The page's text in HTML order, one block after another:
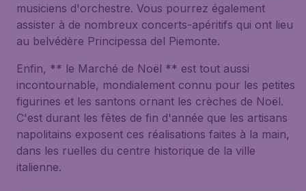
musiciens d'orchestre. Vous pourrez également
assister à de nombreux concerts-apéritifs qui ont lieu
au belvédère Principessa del Piemonte.
Enfin, ** le Marché de Noël ** est tout aussi
incontournable, mondialement connu pour les petites
figurines et les santons ornant les crèches de Noël.
C'est durant les fêtes de fin d'année que les artisans
napolitains exposent ces réalisations faites à la main,
dans les ruelles du centre historique de la ville
italienne.